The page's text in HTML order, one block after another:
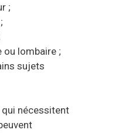
;
ou lombaire ;
sujets
nécessitent